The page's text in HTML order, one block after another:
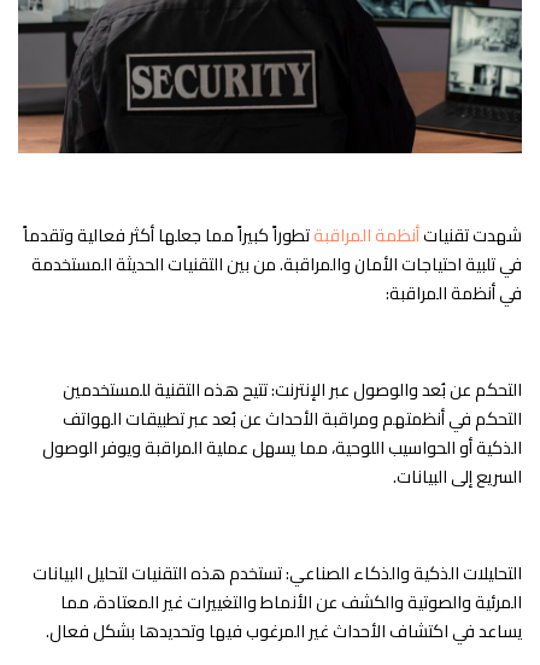
شهدت تقنياتأنظمة المراقبةتطوراً كبيراً مما جعلها أكثر فعالية وتقدماً
في تلبية احتياجات الأمان والمراقبة. من بين التقنيات الحديثة المستخدمة
في أنظمة المراقبة:
التحكم عن بُعد والوصول عبر الإنترنت: تتيح هذه التقنية للمستخدمين
التحكم في أنظمتهم ومراقبة الأحداث عن بُعد عبر تطبيقات الهواتف
الذكية أو الحواسيب اللوحية، مما يسهل عملية المراقبة ويوفر الوصول
السريع إلى البيانات.
التحليلات الذكية والذكاء الصناعي: تستخدم هذه التقنيات لتحليل البيانات
المرئية والصوتية والكشف عن الأنماط والتغييرات غير المعتادة، مما
يساعد في اكتشاف الأحداث غير المرغوب فيها وتحديدها بشكل فعال.